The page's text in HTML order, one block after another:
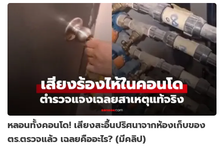
หลอนทั้งคอนโด! เสียงสะอื้นปริศนาจากห้องเก็บของ
ตร.ตรวจแล้ว เฉลยคืออะไร? (มีคลิป)